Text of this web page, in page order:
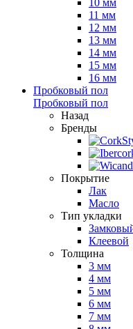
10 мм
11 мм
12 мм
13 мм
14 мм
15 мм
16 мм
Пробковый пол
Пробковый пол
Назад
Бренды
Покрытие
Лак
Масло
Тип укладки
Клеевой
Толщина
3 мм
4 мм
5 мм
6 мм
7 мм